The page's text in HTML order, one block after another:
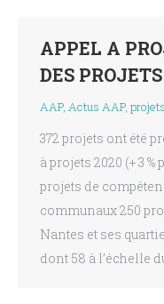
APPEL A
DES
AAP, Actus AAP,
372 projets ont été
à projets 2020 (+ 3 %
projets de
communaux 250
Nantes et ses
dont 58 à l’échelle